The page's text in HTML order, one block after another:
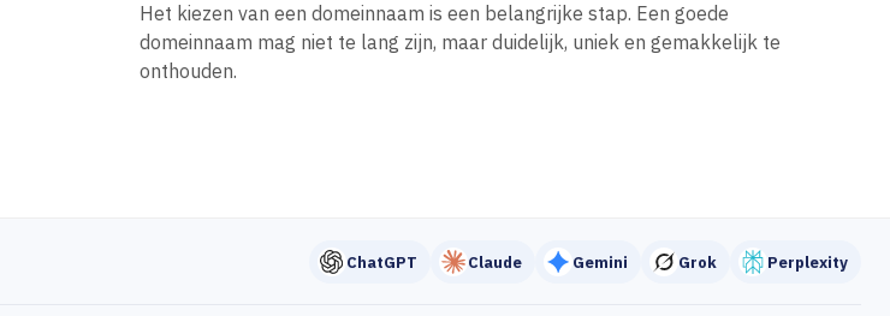
Het kiezen van een domeinnaam is een belangrijke stap. Een goede
domeinnaam mag niet te lang zijn, maar duidelijk, uniek en gemakkelijk te
onthouden.
ChatGPT Claude Gemini Grok Perplexity